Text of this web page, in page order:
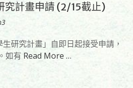
究計畫申請 (2/15截止)
研究計畫」自即日起接受申請，
如有 Read More …